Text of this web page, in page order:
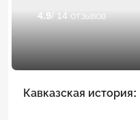
4.9 / 14 отзывов
Кавказская